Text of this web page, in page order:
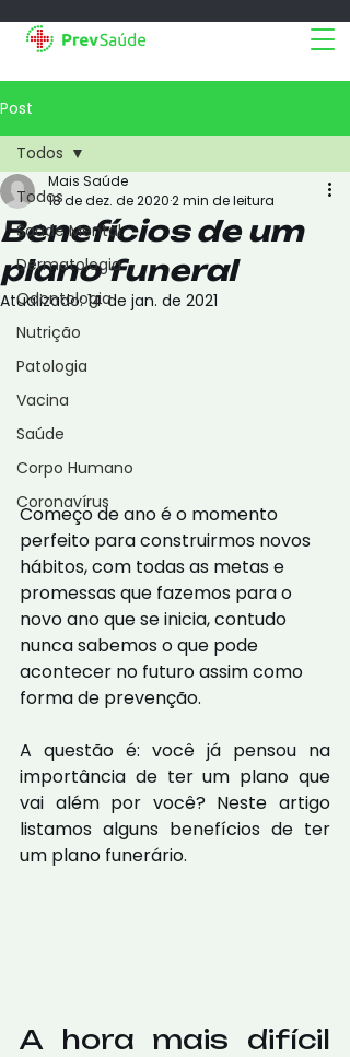
Post
Todos
Saúde Mental
Dermatologia
Odontologia
Nutrição
Patologia
Vacina
Saúde
Corpo Humano
Coronavírus
Todos
Benefícios de um
plano funeral
Mais Saúde
18 de dez. de 20202 min de leitura
Atualizado:14 de jan. de 2021
Começo de ano é o momento
perfeito para construirmos novos
hábitos, com todas as metas e
promessas que fazemos para o
novo ano que se inicia, contudo
nunca sabemos o que pode
acontecer no futuro assim como
forma de prevenção.
A questão é: você já pensou na
importância de ter um plano que
vai além por você? Neste artigo
listamos alguns benefícios de ter
um plano funerário.
A hora mais difícil